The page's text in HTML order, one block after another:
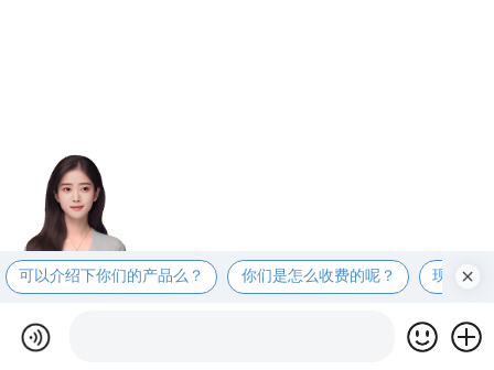
可以介绍下你们的产品么？ 你们是怎么收费的呢？ 现在有